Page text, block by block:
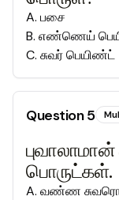
A. பசை
B. எண்ணெய்
C. சுவர் பெயிண்ட்
Question5
பொருட்கள்.
A. வண்ண